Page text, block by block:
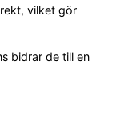
vilket gör
bidrar de till en